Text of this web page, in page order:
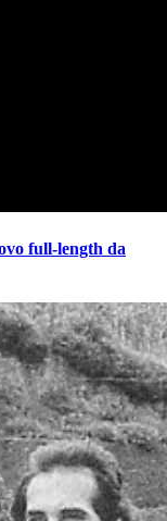
full-length da